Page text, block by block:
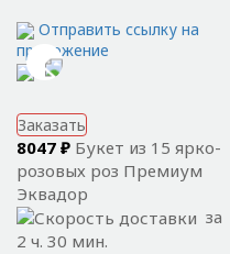
Отправить ссылку на
приложение
Заказать
8047 ₽ Букет из 15 ярко-
розовых роз Премиум
Эквадор
за
2 ч. 30 мин.